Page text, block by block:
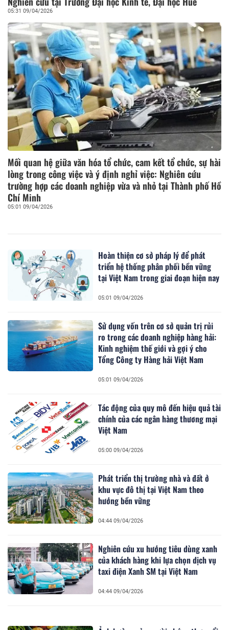
05:31 09/04/2026
Mối quan hệ giữa văn hóa tổ chức, cam kết tổ chức, sự hài
lòng trong công việc và ý định nghỉ việc: Nghiên cứu
trường hợp các doanh nghiệp vừa và nhỏ tại Thành phố Hồ
Chí Minh
05:01 09/04/2026
Hoàn thiện cơ sở pháp lý để phát
triển hệ thống phân phối bền vững
tại Việt Nam trong giai đoạn hiện nay
05:01 09/04/2026
Sử dụng vốn trên cơ sở quản trị rủi
ro trong các doanh nghiệp hàng hải:
Kinh nghiệm thế giới và gợi ý cho
Tổng Công ty Hàng hải Việt Nam
05:01 09/04/2026
Tác động của quy mô đến hiệu quả tài
chính của các ngân hàng thương mại
Việt Nam
05:00 09/04/2026
Phát triển thị trường nhà và đất ở
khu vực đô thị tại Việt Nam theo
hướng bền vững
04:44 09/04/2026
Nghiên cứu xu hướng tiêu dùng xanh
của khách hàng khi lựa chọn dịch vụ
taxi điện Xanh SM tại Việt Nam
04:44 09/04/2026